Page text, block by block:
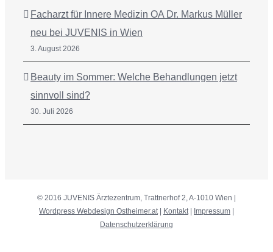
Facharzt für Innere Medizin OA Dr. Markus Müller
neu bei JUVENIS in Wien
3. August 2026
Beauty im Sommer: Welche Behandlungen jetzt
sinnvoll sind?
30. Juli 2026
© 2016 JUVENIS Ärztezentrum, Trattnerhof 2, A-1010 Wien |
Wordpress Webdesign Ostheimer.at| Kontakt| Impressum
Datenschutzerklärung